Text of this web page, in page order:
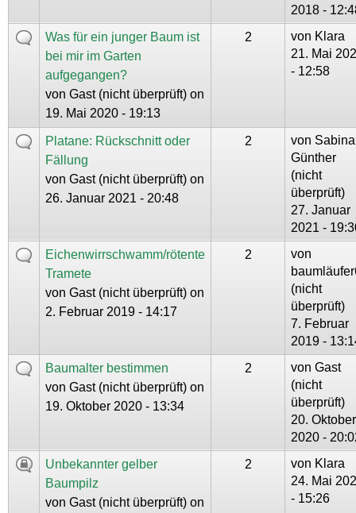
2018 -
Was für ein junger Baum ist
bei mir im Garten
aufgegangen?
von Gast (nicht überprüft) on
19. Mai 2020 - 19:13
2 von Klara
21. Mai
- 12:58
Platane: Rückschnitt oder
Fällung
von Gast (nicht überprüft) on
26. Januar 2021 - 20:48
2 von Sabina
Günther
(nicht
überprüft)
27. Januar
2021 -
Eichenwirrschwamm/rötente
Tramete
von Gast (nicht überprüft) on
2. Februar 2019 - 14:17
2
von
(nicht
überprüft)
7. Februar
2019 -
Baumalter bestimmen
von Gast (nicht überprüft) on
19. Oktober 2020 - 13:34
2 von Gast
(nicht
überprüft)
20. Oktober
2020 -
Unbekannter gelber
Baumpilz
von Gast (nicht überprüft) on
2 von Klara
24. Mai
- 15:26